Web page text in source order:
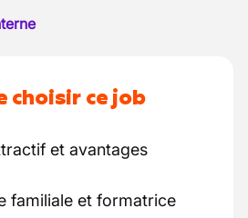
choisir ce job
et avantages
familiale et formatrice